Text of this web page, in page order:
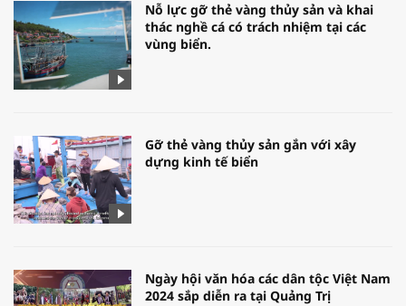
Nỗ lực gỡ thẻ vàng thủy sản và khai
thác nghề cá có trách nhiệm tại các
vùng biển.
Gỡ thẻ vàng thủy sản gắn với xây
dựng kinh tế biển
Ngày hội văn hóa các dân tộc Việt Nam
2024 sắp diễn ra tại Quảng Trị